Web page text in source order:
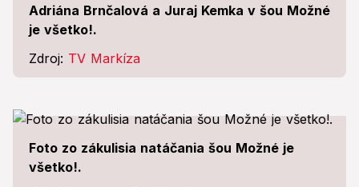
Adriána Brnčalová a Juraj Kemka v šou Možné
je všetko!.
Zdroj: TV Markíza
Foto zo zákulisia natáčania šou Možné je
všetko!.